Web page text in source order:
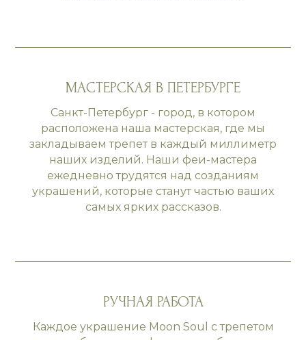
МАСТЕРСКАЯ В ПЕТЕРБУРГЕ
Санкт-Петербург - город, в котором
расположена наша мастерская, где мы
закладываем трепет в каждый миллиметр
наших изделий. Наши феи-мастера
ежедневно трудятся над созданиям
украшений, которые станут частью ваших
самых ярких рассказов.
РУЧНАЯ РАБОТА
Каждое украшение Moon Soul с трепетом